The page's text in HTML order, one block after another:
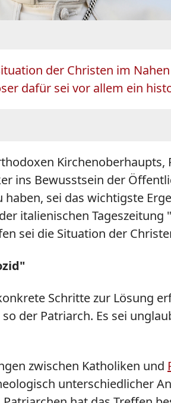
der Christen im
dafür sei vor allem ein
Kirchenoberhaupts,
ins Bewusstsein der
sei das wichtigste
italienischen
sei die Situation der
Schritte zur Lösung
der Patriarch. Es sei
zwischen Katholiken und
unterschiedlicher